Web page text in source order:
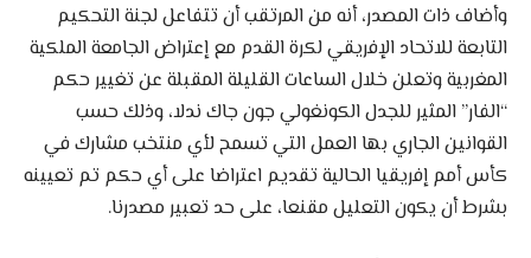
وأضاف ذات المصدر، أنه من المرتقب أن تتفاعل لجنة التحكيم
التابعة للاتحاد الإفريقي لكرة القدم مع إعتراض الجامعة الملكية
المغربية وتعلن خلال الساعات القليلة المقبلة عن تغيير حكم
“الفار” المثير للجدل الكونغولي جون جاك ندلا، وذلك حسب
القوانين الجاري بها العمل التي تسمح لأي منتخب مشارك في
كأس أمم إفريقيا الحالية تقديم اعتراضا على أي حكم تم تعيينه
بشرط أن يكون التعليل مقنعا، على حد تعبير مصدرنا.